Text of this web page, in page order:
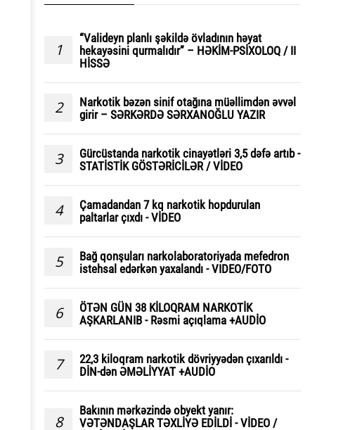
1
“Valideyn planlı şəkildə övladının həyat
hekayəsini qurmalıdır” – HƏKİM-PSİXOLOQ / II
HİSSƏ
2
Narkotik bəzən sinif otağına müəllimdən əvvəl
girir – SƏRKƏRDƏ SƏRXANOĞLU YAZIR
3
Gürcüstanda narkotik cinayətləri 3,5 dəfə artıb -
STATİSTİK GÖSTƏRİCİLƏR / VİDEO
4
Çamadandan 7 kq narkotik hopdurulan
paltarlar çıxdı - VİDEO
5
Bağ qonşuları narkolaboratoriyada mefedron
istehsal edərkən yaxalandı - VIDEO/FOTO
6
ÖTƏN GÜN 38 KİLOQRAM NARKOTİK
AŞKARLANIB - Rəsmi açıqlama +AUDİO
7
22,3 kiloqram narkotik dövriyyədən çıxarıldı -
DİN-dən ƏMƏLİYYAT +AUDİO
8
Bakının mərkəzində obyekt yanır:
VƏTƏNDAŞLAR TƏXLİYƏ EDİLDİ - VİDEO /